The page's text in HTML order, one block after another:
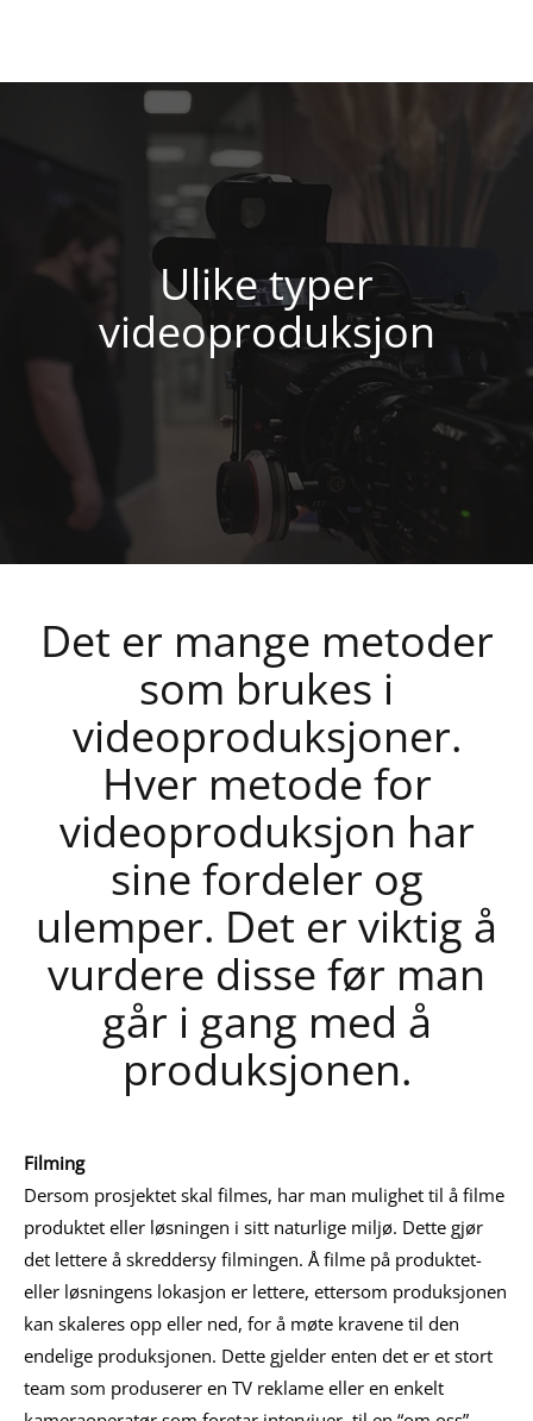
Ulike typer
videoproduksjon
Det er mange metoder
som brukes i
videoproduksjoner.
Hver metode for
videoproduksjon har
sine fordeler og
ulemper. Det er viktig å
vurdere disse før man
går i gang med å
produksjonen.
Filming
Dersom prosjektet skal filmes, har man mulighet til å filme
produktet eller løsningen i sitt naturlige miljø. Dette gjør
det lettere å skreddersy filmingen. Å filme på produktet-
eller løsningens lokasjon er lettere, ettersom produksjonen
kan skaleres opp eller ned, for å møte kravene til den
endelige produksjonen. Dette gjelder enten det er et stort
team som produserer en TV reklame eller en enkelt